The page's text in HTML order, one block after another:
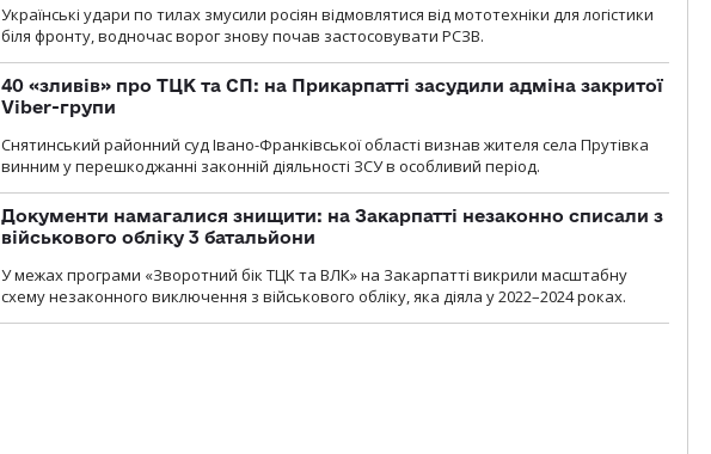
Українські удари по тилах змусили росіян відмовлятися від мототехніки для логістики
біля фронту, водночас ворог знову почав застосовувати РСЗВ.
40 «зливів» про ТЦК та СП: на Прикарпатті засудили адміна закритої
Viber-групи
Снятинський районний суд Івано-Франківської області визнав жителя села Прутівка
винним у перешкоджанні законній діяльності ЗСУ в особливий період.
Документи намагалися знищити: на Закарпатті незаконно списали з
військового обліку 3 батальйони
У межах програми «Зворотний бік ТЦК та ВЛК» на Закарпатті викрили масштабну
схему незаконного виключення з військового обліку, яка діяла у 2022–2024 роках.